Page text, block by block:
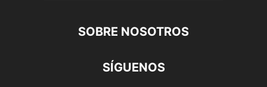
SOBRE NOSOTROS
SÍGUENOS